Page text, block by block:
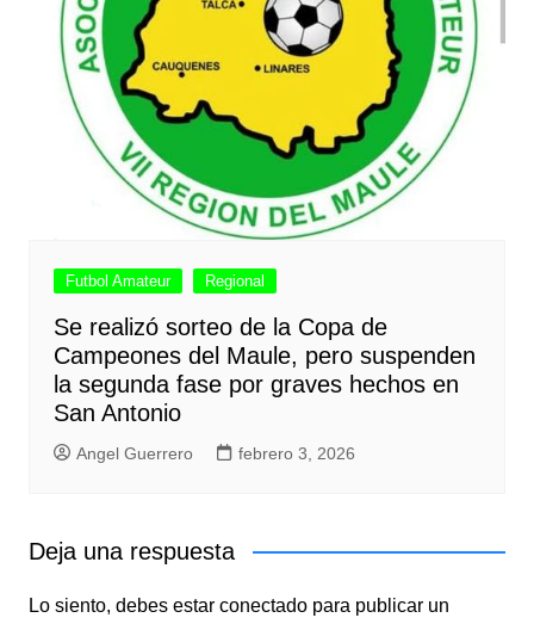
Futbol Amateur Regional
Se realizó sorteo de la Copa de
Campeones del Maule, pero suspenden
la segunda fase por graves hechos en
San Antonio
Angel Guerrero febrero 3, 2026
Deja una respuesta
Lo siento, debes estar conectadopara publicar un